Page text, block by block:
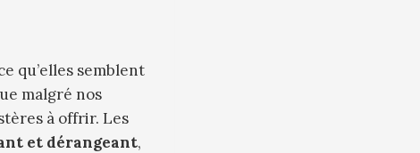
qu’elles semblent
malgré nos
à offrir. Les
et dérangeant,